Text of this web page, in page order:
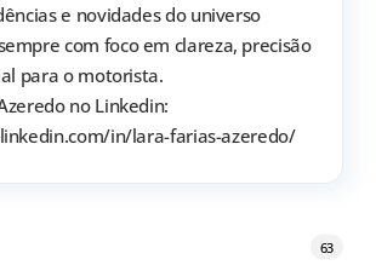
e novidades do universo
com foco em clareza, precisão
para o motorista.
no Linkedin:
in/lara-farias-azeredo/
63